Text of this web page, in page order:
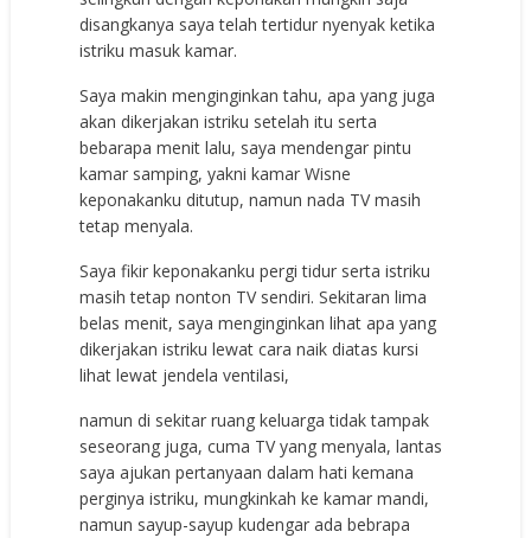
disangkanya saya telah tertidur nyenyak ketika
istriku masuk kamar.
Saya makin menginginkan tahu, apa yang juga
akan dikerjakan istriku setelah itu serta
bebarapa menit lalu, saya mendengar pintu
kamar samping, yakni kamar Wisne
keponakanku ditutup, namun nada TV masih
tetap menyala.
Saya fikir keponakanku pergi tidur serta istriku
masih tetap nonton TV sendiri. Sekitaran lima
belas menit, saya menginginkan lihat apa yang
dikerjakan istriku lewat cara naik diatas kursi
lihat lewat jendela ventilasi,
namun di sekitar ruang keluarga tidak tampak
seseorang juga, cuma TV yang menyala, lantas
saya ajukan pertanyaan dalam hati kemana
perginya istriku, mungkinkah ke kamar mandi,
namun sayup-sayup kudengar ada bebrapa